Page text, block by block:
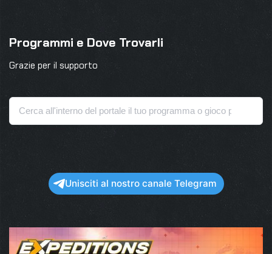
Programmi e Dove Trovarli
Grazie per il supporto
Unisciti al nostro canale Telegram